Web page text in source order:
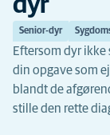
dyr
Senior-dyr
Eftersom dyr
din opgave som
blandt de
stille den rette